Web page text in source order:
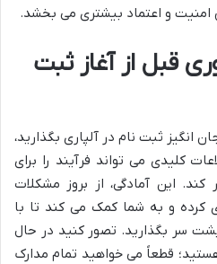
امنیت و اعتماد بیشتری می بخشد.
قبل از آغاز ثبت
ثبت نام در آلپاری بگذارید،
کلیدی می تواند فرآیند را برای
این آمادگی، از بروز مشکلات
کرده و به شما کمک می کند تا با
سر بگذارید. تصور کنید در حال
قطعاً می خواهید تمام مدارک